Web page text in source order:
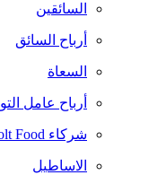
السائقين
أرباح السائق
السعاة
أرباح عامل التوصيل
شركاء Bolt Food
الاساطيل